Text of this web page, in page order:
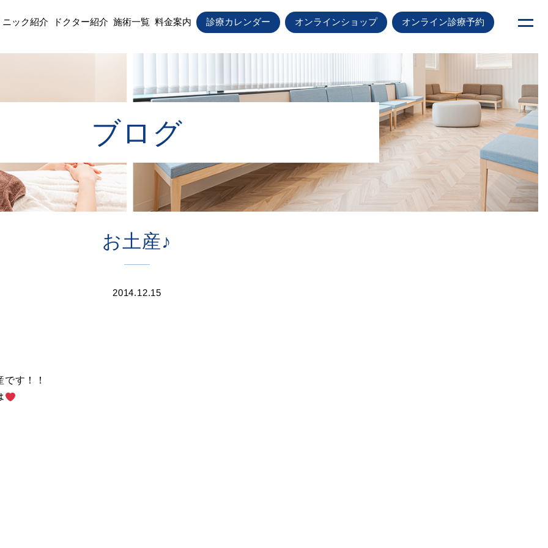
ニック紹介 ドクター紹介 施術一覧 料金案内 診療カレンダー オンラインショップ オンライン診療予約
ブログ
お土産♪
2014.12.15
す！！